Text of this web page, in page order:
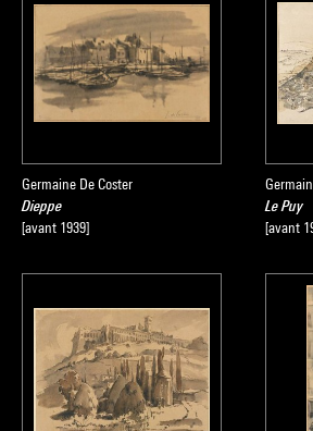
Germaine De Coster
Dieppe
[avant 1939]
Le Puy
[avant